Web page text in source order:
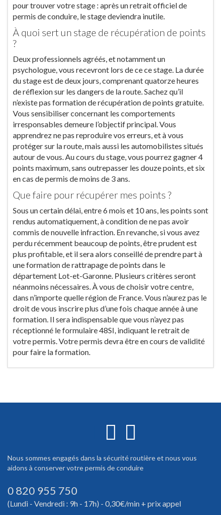
pour trouver votre stage : après un retrait officiel de
permis de conduire, le stage deviendra inutile.
À quoi sert un stage de récupération de points
?
Deux professionnels agréés, et notamment un
psychologue, vous recevront lors de ce ce stage. La durée
du stage est de deux jours, comprenant quatorze heures
de réflexion sur les dangers de la route. Sachez qu’il
n’existe pas formation de récupération de points gratuite.
Vous sensibiliser concernant les comportements
irresponsables demeure l’objectif principal. Vous
apprendrez ne pas reproduire vos erreurs, et à vous
protéger sur la route, mais aussi les automobilistes situés
autour de vous. Au cours du stage, vous pourrez gagner 4
points maximum, sans outrepasser les douze points, et six
en cas de permis de moins de 3 ans.
Que faire pour récupérer mes points ?
Sous un certain délai, entre 6 mois et 10 ans, les points sont
rendus automatiquement, à condition de ne pas avoir
commis de nouvelle infraction. En revanche, si vous avez
perdu récemment beaucoup de points, être prudent est
plus profitable, et il sera alors conseillé de prendre part à
une formation de rattrapage de points dans le
département Lot-et-Garonne. Plusieurs critères seront
néanmoins nécessaires. À vous de choisir votre centre,
dans n’importe quelle région de France. Vous n’aurez pas le
droit de vous inscrire plus d’une fois chaque année à une
formation. Il sera indispensable que vous n’ayez pas
réceptionné le formulaire 48SI, indiquant le retrait de
votre permis. Votre permis devra être en cours de validité
pour faire la formation.
Nous sommes engagés dans la sécurité routière et nous vous
aidons à conserver votre permis de conduire
0 820 955 750
(Lundi - Vendredi : 9h - 17h) - 0,30€/min + prix appel